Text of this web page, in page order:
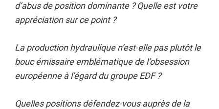
d’abus de position dominante ? Quelle est votre
appréciation sur ce point ?
La production hydraulique n’est-elle pas plutôt le
bouc émissaire emblématique de l’obsession
européenne à l’égard du groupe EDF ?
Quelles positions défendez-vous auprès de la